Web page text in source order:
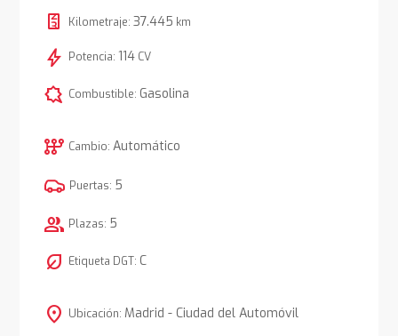
Kilometraje: 37.445 km
bolt Potencia: 114CV
comic_bubble Combustible: Gasolina
auto_transmission Cambio: Automático
Puertas: 5
group Plazas: 5
nest_eco_leaf Etiqueta DGT: C
location_on Ubicación: Madrid - Ciudad del Automóvil